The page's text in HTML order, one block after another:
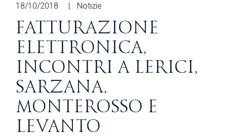
18/10/2018 Notizie
FATTURAZIONE
ELETTRONICA,
INCONTRI A LERICI,
SARZANA,
MONTEROSSO E
LEVANTO